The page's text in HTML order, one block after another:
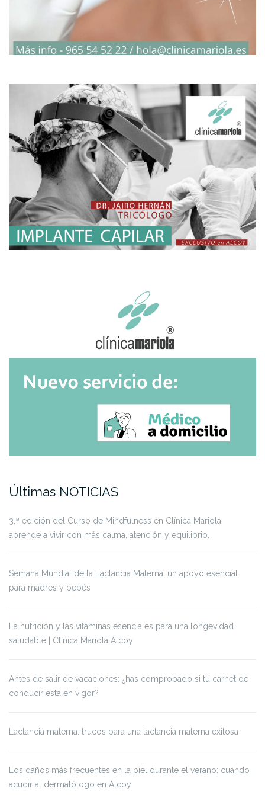
Últimas NOTICIAS
3.ª edición del Curso de Mindfulness en Clínica Mariola:
aprende a vivir con más calma, atención y equilibrio.
Semana Mundial de la Lactancia Materna: un apoyo esencial
para madres y bebés
La nutrición y las vitaminas esenciales para una longevidad
saludable | Clínica Mariola Alcoy
Antes de salir de vacaciones: ¿has comprobado si tu carnet de
conducir está en vigor?
Lactancia materna: trucos para una lactancia materna exitosa
Los daños más frecuentes en la piel durante el verano: cuándo
acudir al dermatólogo en Alcoy